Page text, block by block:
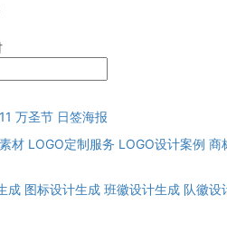
万圣节 日签海报
材 LOGO定制服务 LOGO设计案例 商
成 图标设计生成 班徽设计生成 队徽设